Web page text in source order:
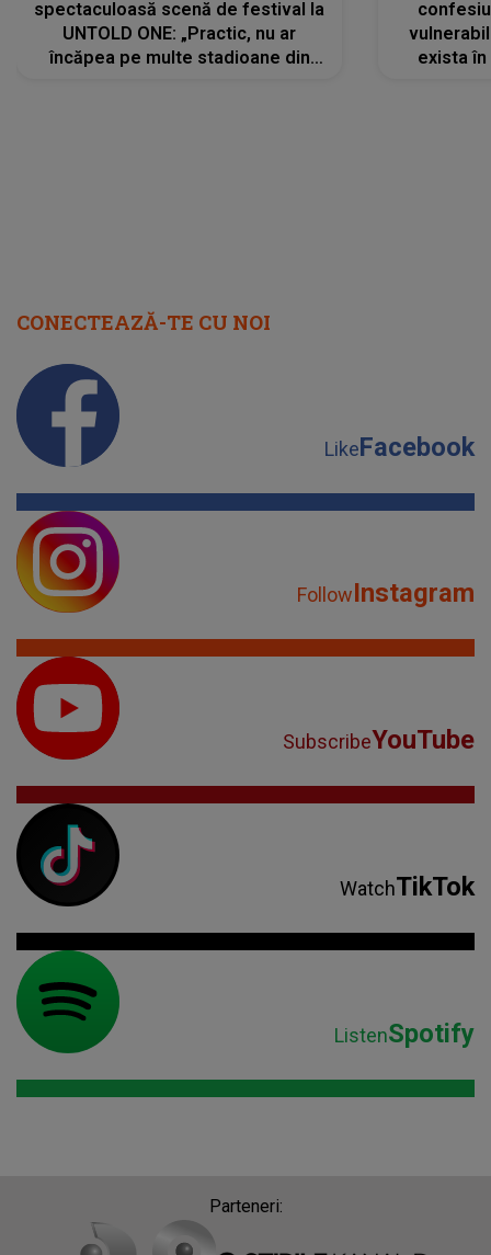
spectaculoasă scenă de festival la
UNTOLD ONE: „Practic, nu ar
încăpea pe multe stadioane din
exista
CONECTEAZĂ-TE CU NOI
LikeFacebook
FollowInstagram
SubscribeYouTube
WatchTikTok
ListenSpotify
Parteneri: